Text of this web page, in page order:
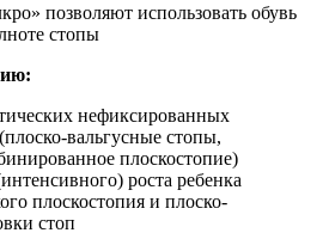
позволяют использовать обувь
стопы
нефиксированных
вальгусные стопы,
плоскостопие)
роста ребенка
плоскостопия и плоско-
стоп